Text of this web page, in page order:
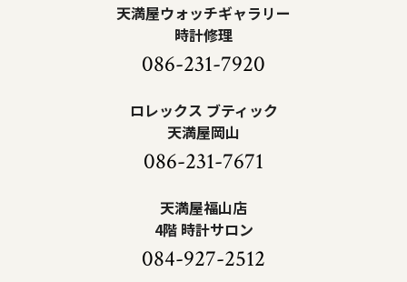
天満屋ウォッチギャラリー
時計修理
086-231-7920
ロレックス ブティック
天満屋岡山
086-231-7671
天満屋福山店
4階 時計サロン
084-927-2512